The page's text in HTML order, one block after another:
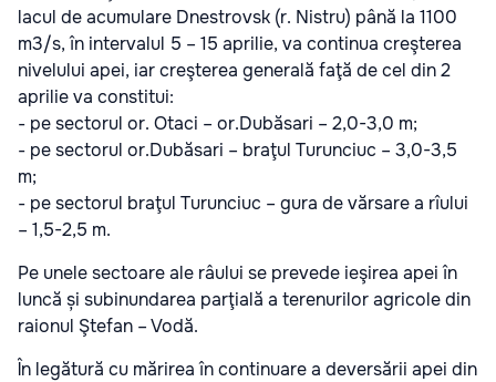
lacul de acumulare Dnestrovsk (r. Nistru) până la 1100
m3/s, în intervalul 5 – 15 aprilie, va continua creşterea
nivelului apei, iar creşterea generală faţă de cel din 2
aprilie va constitui:
- pe sectorul or. Otaci – or.Dubăsari – 2,0-3,0 m;
- pe sectorul or.Dubăsari – braţul Turunciuc – 3,0-3,5
m;
- pe sectorul braţul Turunciuc – gura de vărsare a rîului
– 1,5-2,5 m.
Pe unele sectoare ale râului se prevede ieşirea apei în
luncă și subinundarea parţială a terenurilor agricole din
raionul Ştefan – Vodă.
În legătură cu mărirea în continuare a deversării apei din